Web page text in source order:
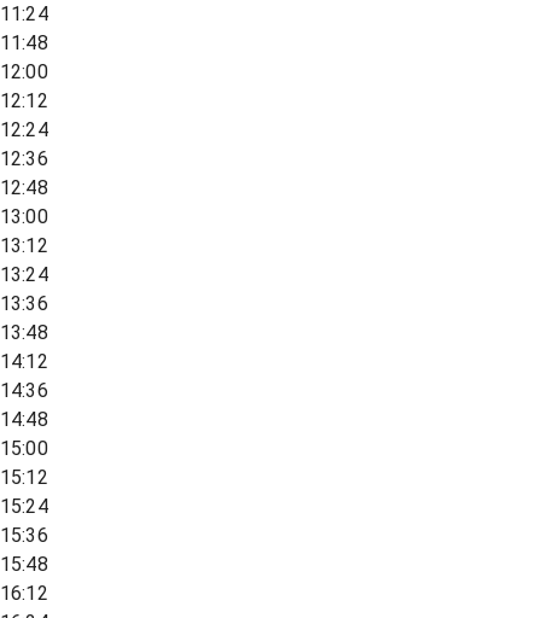
11:24
11:48
12:00
12:12
12:24
12:36
12:48
13:00
13:12
13:24
13:36
13:48
14:12
14:36
14:48
15:00
15:12
15:24
15:36
15:48
16:12